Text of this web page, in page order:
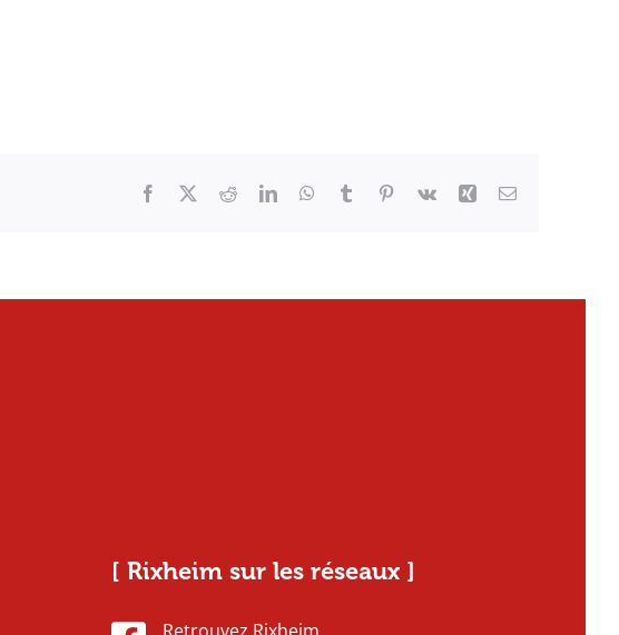
Facebook RedditLinkedInWhatsApp
Tumblr Pinterest
Vk Xing Email
[ Rixheim sur les réseaux ]